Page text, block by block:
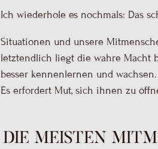
Ich wiederhole es nochmals: Das
Situationen und unsere
letztendlich liegt die wahre Macht
besser kennenlernen und wachsen.
Es erfordert Mut, sich ihnen zu
Die meisten